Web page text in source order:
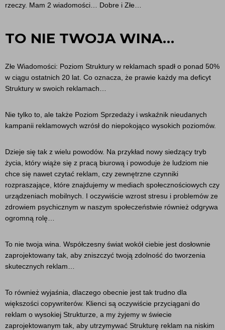
rzeczy. Mam 2 wiadomości… Dobre i Złe…
TO NIE TWOJA WINA…
Złe Wiadomości: Poziom Struktury w reklamach spadł o ponad 50%
w ciągu ostatnich 20 lat. Co oznacza, że prawie każdy ma deficyt
Struktury w swoich reklamach…
Nie tylko to, ale także Poziom Sprzedaży i wskaźnik nieudanych
kampanii reklamowych wzrósł do niepokojąco wysokich poziomów.
Dzieje się tak z wielu powodów. Na przykład nowy siedzący tryb
życia, który wiąże się z pracą biurową i powoduje że ludziom nie
chce się nawet czytać reklam, czy zewnętrzne czynniki
rozpraszające, które znajdujemy w mediach społecznościowych czy
urządzeniach mobilnych. I oczywiście wzrost stresu i problemów ze
zdrowiem psychicznym w naszym społeczeństwie również odgrywa
ogromną rolę…
To nie twoja wina. Współczesny świat wokół ciebie jest dosłownie
zaprojektowany tak, aby zniszczyć twoją zdolność do tworzenia
skutecznych reklam…
To również wyjaśnia, dlaczego obecnie jest tak trudno dla
większości copywriterów. Klienci są oczywiście przyciągani do
reklam o wysokiej Strukturze, a my żyjemy w świecie
zaprojektowanym tak, aby utrzymywać Strukturę reklam na niskim